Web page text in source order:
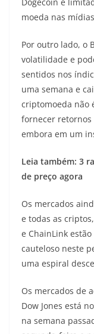
Dogecoin é
moeda nas
Por outro lado, o
volatilidade e
sentidos nos
uma semana e
criptomoeda não
fornecer
embora em um
Leia também: 3
de preço agora
Os mercados
e todas as
e ChainLink
cauteloso neste
uma espiral
Os mercados de
Dow Jones está
na semana